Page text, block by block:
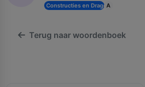
Constructies en Dragende Structuren
A
Terug naar woordenboek